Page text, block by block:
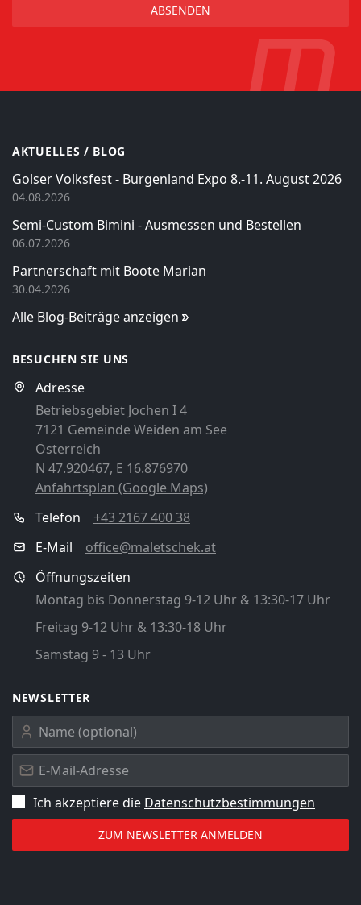
AKTUELLES / BLOG
Golser Volksfest - Burgenland Expo 8.-11. August 2026
04.08.2026
Semi-Custom Bimini - Ausmessen und Bestellen
06.07.2026
Partnerschaft mit Boote Marian
30.04.2026
Alle Blog-Beiträge anzeigen
BESUCHEN SIE UNS
Adresse
Betriebsgebiet Jochen I 4
7121 Gemeinde Weiden am See
Österreich
N 47.920467, E 16.876970
Anfahrtsplan (Google Maps)
Telefon
+43 2167 400 38
E-Mail
office@maletschek.at
Öffnungszeiten
Montag bis Donnerstag 9-12 Uhr & 13:30-17 Uhr
Freitag 9-12 Uhr & 13:30-18 Uhr
Samstag 9 - 13 Uhr
NEWSLETTER
Ich akzeptiere die Datenschutz­bestimmungen